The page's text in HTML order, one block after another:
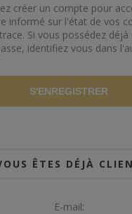
créer un compte pour
informé sur l'état de vos
Si vous possédez
identifiez vous dans
S'ENREGISTRER
ÊTES DÉJÀ
E-mail: